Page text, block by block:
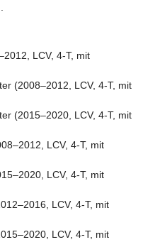
LCV, 4-T, mit
(2008–2012, LCV, 4-T, mit
(2015–2020, LCV, 4-T, mit
LCV, 4-T, mit
LCV, 4-T, mit
LCV, 4-T, mit
LCV, 4-T, mit